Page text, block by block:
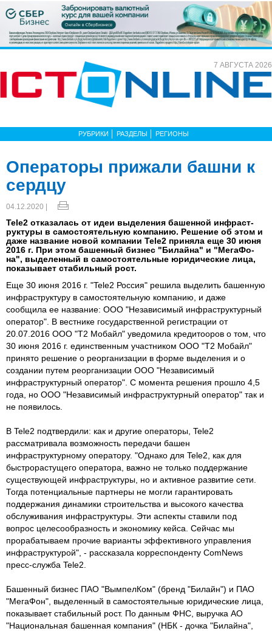
7 АВГУСТА 2026
РУБРИКИ РАЗДЕЛЫ РЕГИОНЫ
Операторы прижали башни к
сердцу
04.12.2020 |
Tele2 от­ка­залась от идеи вы­деле­ния ба­шен­ной ин­фраст­
рук­ту­ры в са­мос­тоя­тель­ную ком­па­нию. Ре­шение об этом и
да­же наз­ва­ние но­вой ком­па­нии Tele2 при­няла еще 30 и­юня
2016 г. При этом ба­шен­ный биз­нес "Би­лай­на" и "Ме­гаФо­
на", вы­делен­ный в са­мос­тоя­тель­ные юри­дичес­кие ли­ца,
по­казы­вает ста­биль­ный рост.
Еще 30 июня 2016 г. "Tele2 Россия" решила выделить башенную
инфраструктуру в самостоятельную компанию, и даже
сообщила ее название: ООО "Независимый инфраструктурный
оператор". В вестнике государственной регистрации от
20.07.2016 ООО "Т2 Мобайл" уведомила кредитооров о том, что
30 июня 2016 г. единственным участником ООО "Т2 Мобайл"
принято решение о реорганизации в форме выделения и о
создании путем реорганизации ООО "Независимый
инфраструктурный оператор". С момента решения прошло 4,5
года, но ООО "Независимый инфраструктурный оператор" так и
не появилось.
В Tele2 подтвердили: как и другие операторы, Tele2
рассматривала возможность передачи башен
инфраструктурному оператору. "Однако для Tele2, как для
быстрорастущего оператора, важно не только поддержание
существующей инфраструктуры, но и активное развитие сети.
Тогда потенциальные партнеры не могли гарантировать
поддержания динамики строительства и высокого качества
обслуживания инфраструктуры. Эти аспекты ставили под
вопрос целесообразность и экономику кейса. Сейчас мы
прорабатываем прочие варианты эффективного управления
инфраструктурой", - рассказала корреспонденту ComNews
пресс-служба Tele2.
Башенный бизнес ПАО "ВымпелКом" (бренд "Билайн") и ПАО
"МегаФон", выделенный в самостоятельные юридические лица,
показывает стабильный рост. По данным ФНС, выручка АО
"Национальная башенная компания" (НБК - дочка "Билайна",